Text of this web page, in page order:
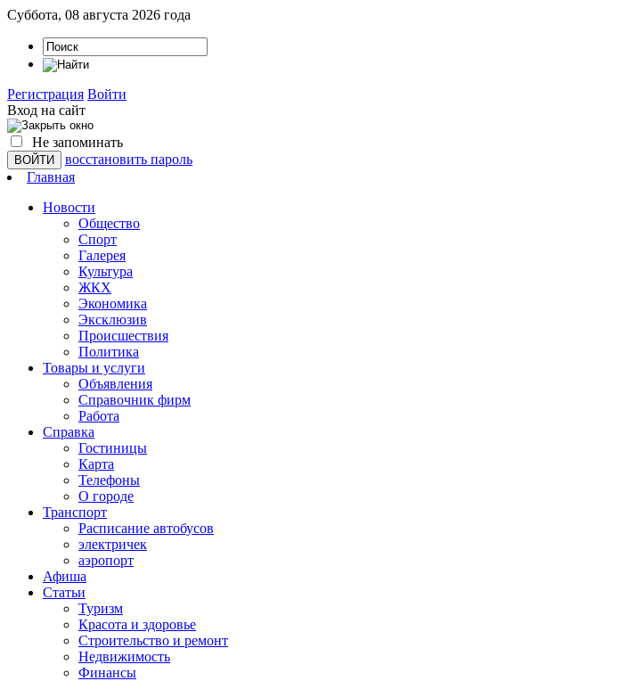
Суббота, 08 августа 2026 года
Регистрация Войти
Вход на сайт
Не запоминать
восстановить пароль
Главная
Новости
Общество
Спорт
Галерея
Культура
ЖКХ
Экономика
Эксклюзив
Проиcшествия
Политика
Товары и услуги
Объявления
Справочник фирм
Работа
Справка
Гостиницы
Карта
Телефоны
О городе
Транспорт
Расписание автобусов
электричек
аэропорт
Афиша
Статьи
Туризм
Красота и здоровье
Строительство и ремонт
Недвижимость
Финансы